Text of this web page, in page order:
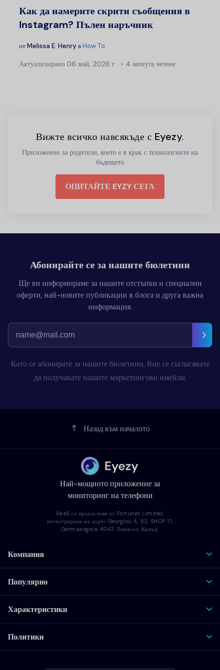
Как да намерите скрити съобщения в
Instagram? Пълен наръчник
отMelissa E. Henry вHow To
Актуализирано 06 май, 2026 г. 4 минута четене
Вижте всичко навсякъде с Eyezy.
Приложение за родители, което е в крак с технологиите на
бъдещето
ОПИТАЙТЕ EYZY СЕГА
Абонирайте се за нашите бюлетини
Ще ви информираме за нашите отстъпки и специални
оферти, най-новите публикации в блога и друга важна
информация.
Като се абонирате за нашите бюлетини, Вие се съгласявате
да получавате нашите маркетингови имейли.
Назад към началото
Най-мощното приложение за
мониторинг на телефони
SaaS се предоставя от Fortunex Limited,
регистрирана на адрес Georgiou A, 83, SHOP 17,
Germasogeia, 4047, Лимасол, Кипър.
Компания
Популярно
Характеристики
Политики